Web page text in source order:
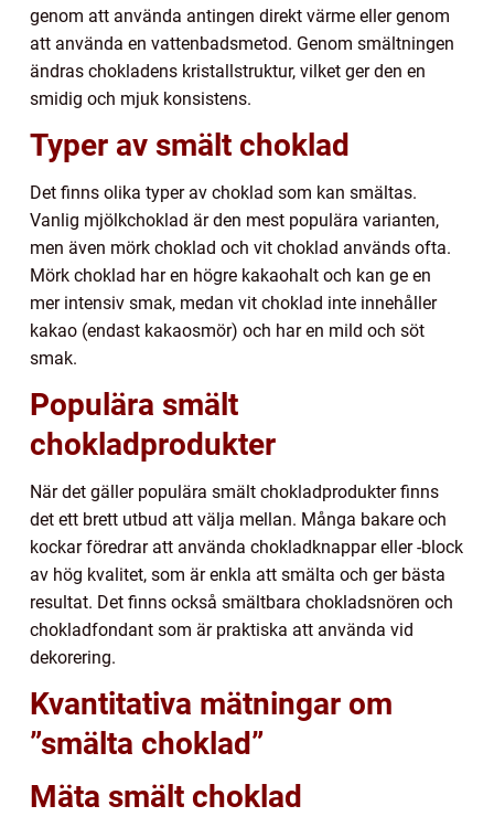
genom att använda antingen direkt värme eller genom
att använda en vattenbadsmetod. Genom smältningen
ändras chokladens kristallstruktur, vilket ger den en
smidig och mjuk konsistens.
Typer av smält choklad
Det finns olika typer av choklad som kan smältas.
Vanlig mjölkchoklad är den mest populära varianten,
men även mörk choklad och vit choklad används ofta.
Mörk choklad har en högre kakaohalt och kan ge en
mer intensiv smak, medan vit choklad inte innehåller
kakao (endast kakaosmör) och har en mild och söt
smak.
Populära smält
chokladprodukter
När det gäller populära smält chokladprodukter finns
det ett brett utbud att välja mellan. Många bakare och
kockar föredrar att använda chokladknappar eller -block
av hög kvalitet, som är enkla att smälta och ger bästa
resultat. Det finns också smältbara chokladsnören och
chokladfondant som är praktiska att använda vid
dekorering.
Kvantitativa mätningar om
”smälta choklad”
Mäta smält choklad